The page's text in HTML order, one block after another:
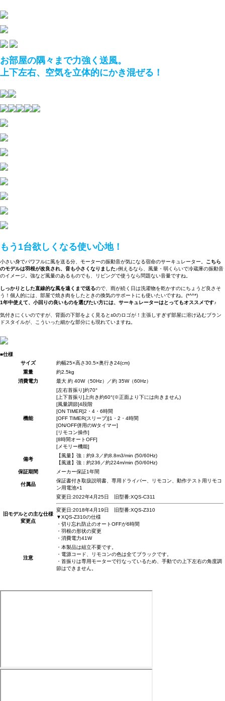
お部屋の隅々まで力強く送風。
上下左右、空気を立体的にかき混ぜる！
もう1台欲しくなる使い心地！
小さい身でパワフルに風を送る分、モーターの振動音が気になる宿命のサーキュレーター。 こちら
のモデルは羽根が改良され、音も小さくなりました♪例えるなら、風量・弱くらいで冷蔵庫の振動音
のイメージ。強など風量のあるものでも、リビングで使うなら問題ない音量ですね。
しっかりとした直線的な風を遠くまで送るので、雨が続く日は洗濯物を乾かすのにちょうど良さそ
う！個人的には、部屋で焼き肉をしたときの換気のサポートにも使いたいですね。(*^^*)
1年中使えて、小回りの良いものを選びたい方には、サーキュレーターはとってもオススメです♪
気付きにくいのですが、背面の下部をよく見ると±0のロゴが！主張しすぎず部屋に溶け込むブラン
ドスタイルが、こういった細かな部分にも現れていますね。
■仕様
サイズ
約幅25×高さ30.5×奥行き24(cm)
重量
約2.5kg
消費電力
最大 約 40W（50Hz）／約 35W（60Hz）
機能
[左右首振り]約70°
[上下首振り]上向き約60°(※正面より下には向きません)
[風量調節]4段階
[ON TIMER]2・4・6時間
[OFF TIMER(スリープ)]1・2・4時間
[ON/OFF併用のWタイマー]
[リモコン操作]
[8時間オートOFF]
[メモリー機能]
備考
【風量】強：約9.3／約8.8m3/min (50/60Hz)
【風速】強：約236／約224m/min (50/60Hz)
保証期間
メーカー保証1年間
付属品
保証書付き取扱説明書、専用ドライバー、リモコン、動作テスト用リモコ
ン用電池×1
旧モデルとの主な仕様
変更点
変更日:2022年4月25日 旧型番:XQS-C311
変更日:2018年4月19日 旧型番:XQS-Z310
▼XQS-Z310の仕様
・切り忘れ防止のオートOFFが6時間
・羽根の形状の変更
・消費電力41W
注意
・本製品は組立不要です。
・電源コード、リモコンの色は全てブラックです。
・首振りは専用モーターで行なっているため、手動での上下左右の角度調
節はできません。